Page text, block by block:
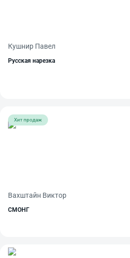
Кушнир Павел
Русская нарезка
Хит продаж
Вахштайн Виктор
СМОНГ